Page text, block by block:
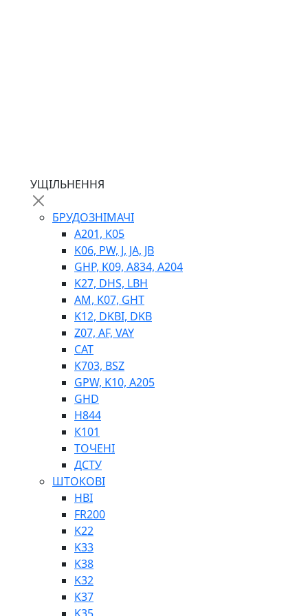
ЛЕБІДКИ
ВТУЛКИ
BIMETAL
Е90, E92
SINT, E60
ПНЕВМАТИКА
ФІТИНГИ
УЩІЛЬНЕННЯ
БРУДОЗНІМАЧІ
A201, K05
K06, PW, J, JA, JB
GHP, K09, A834, A204
K27, DHS, LBH
AM, K07, GHT
K12, DKBI, DKB
Z07, AF, VAY
CAT
K703, BSZ
GPW, K10, A205
GHD
H844
К101
ТОЧЕНІ
ДСТУ
ШТОКОВІ
HBI
FR200
K22
K33
K38
K32
K37